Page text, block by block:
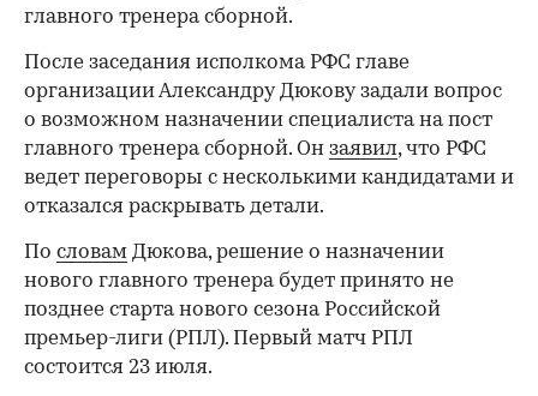
главного тренера сборной.
После заседания исполкома РФС главе
организации Александру Дюкову задали вопрос
о возможном назначении специалиста на пост
главного тренера сборной. Он заявил, что РФС
ведет переговоры с несколькими кандидатами и
отказался раскрывать детали.
По словам Дюкова, решение о назначении
нового главного тренера будет принято не
позднее старта нового сезона Российской
премьер-лиги (РПЛ). Первый матч РПЛ
состоится 23 июля.